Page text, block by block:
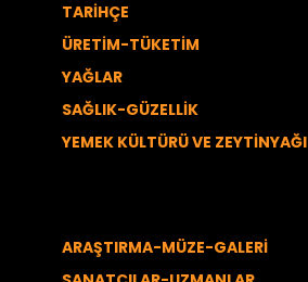
TARİHÇE
ÜRETİM-TÜKETİM
YAĞLAR
SAĞLIK-GÜZELLİK
YEMEK KÜLTÜRÜ VE ZEYTİNYAĞI
ARAŞTIRMA-MÜZE-GALERİ